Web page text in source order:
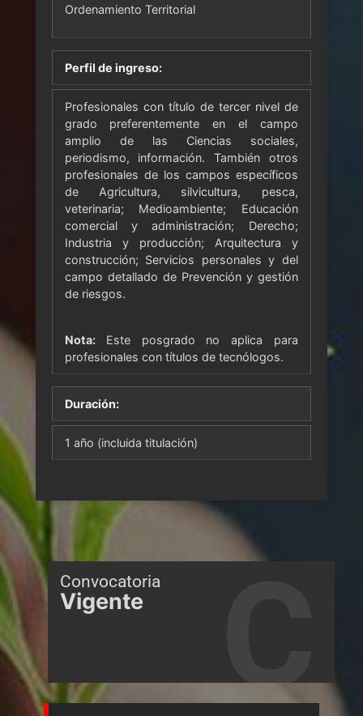
Ordenamiento Territorial
Perfil de ingreso:
Profesionales con título de tercer nivel de
grado preferentemente en el campo
amplio de las Ciencias sociales,
periodismo, información. También otros
profesionales de los campos específicos
de Agricultura, silvicultura, pesca,
veterinaria; Medioambiente; Educación
comercial y administración; Derecho;
Industria y producción; Arquitectura y
construcción; Servicios personales y del
campo detallado de Prevención y gestión
de riesgos.
Nota:Este posgrado no aplica para
profesionales con títulos de tecnólogos.
Duración:
1 año (incluida titulación)
Convocatoria
Vigente